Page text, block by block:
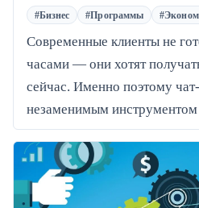
#Бизнес #Программы
Современные клиенты не
часами — они хотят
сейчас. Именно поэтому
незаменимым